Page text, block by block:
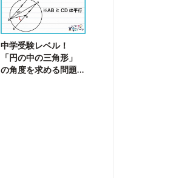
中学受験レベル！
「円の中の三角形」
の角度を求める問題